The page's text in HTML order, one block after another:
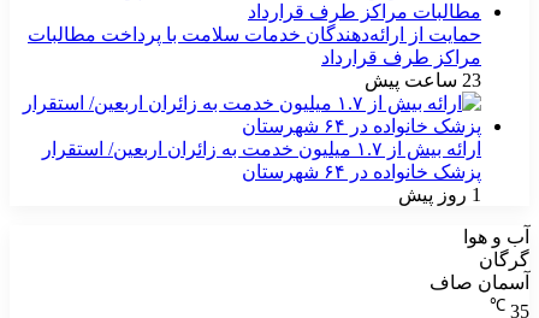
حمایت از ارائه‌دهندگان خدمات سلامت با پرداخت مطالبات
مراکز طرف قرارداد
23 ساعت پیش
ارائه بیش از ۱.۷ میلیون خدمت به زائران اربعین/ استقرار
پزشک خانواده در ۶۴ شهرستان
1 روز پیش
آب و هوا
گرگان
آسمان صاف
35
℃